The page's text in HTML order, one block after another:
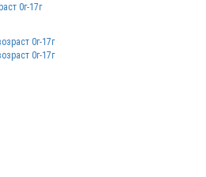
0г-17г
0г-17г
0г-17г